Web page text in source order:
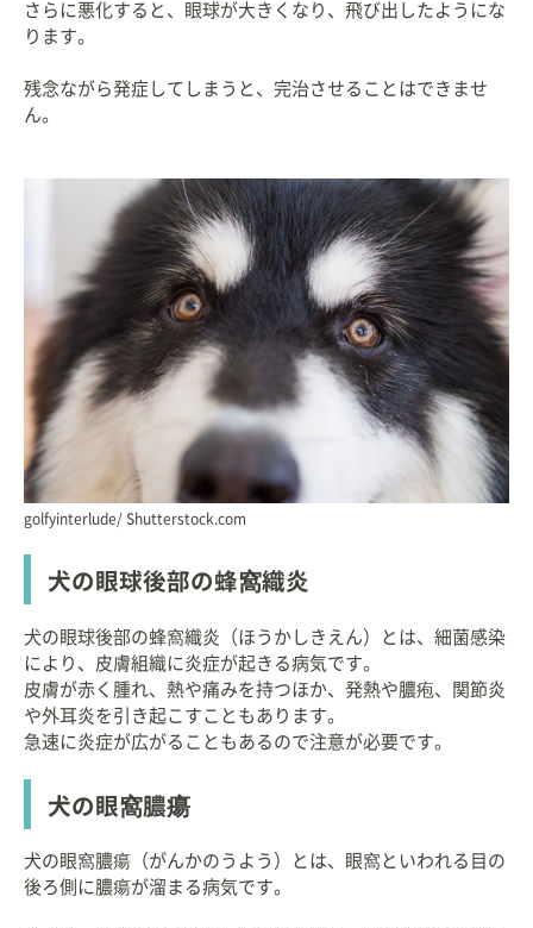
さらに悪化すると、眼球が大きくなり、飛び出したようにな
ります。
残念ながら発症してしまうと、完治させることはできませ
ん。
golfyinterlude/ Shutterstock.com
犬の眼球後部の蜂窩織炎
犬の眼球後部の蜂窩織炎（ほうかしきえん）とは、細菌感染
により、皮膚組織に炎症が起きる病気です。
皮膚が赤く腫れ、熱や痛みを持つほか、発熱や膿疱、関節炎
や外耳炎を引き起こすこともあります。
急速に炎症が広がることもあるので注意が必要です。
犬の眼窩膿瘍
犬の眼窩膿瘍（がんかのうよう）とは、眼窩といわれる目の
後ろ側に膿瘍が溜まる病気です。